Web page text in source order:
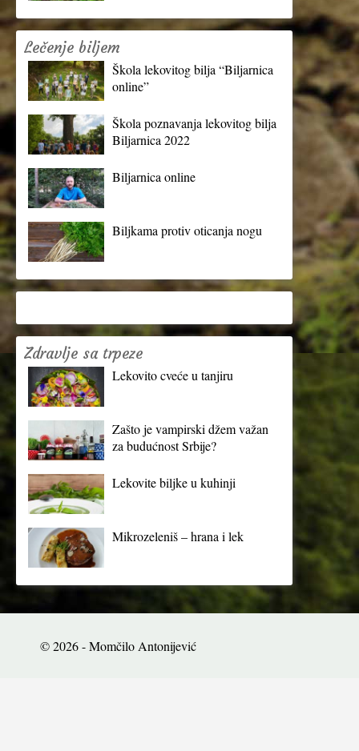
Lečenje biljem
Škola lekovitog bilja “Biljarnica
online”
Škola poznavanja lekovitog bilja
Biljarnica 2022
Biljarnica online
Biljkama protiv oticanja nogu
Zdravlje sa trpeze
Lekovito cveće u tanjiru
Zašto je vampirski džem važan
za budućnost Srbije?
Lekovite biljke u kuhinji
Mikrozeleniš – hrana i lek
© 2026 - Momčilo Antonijević